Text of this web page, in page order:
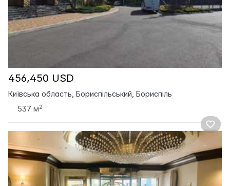
456,450 USD
Київська область, Бориспільський, Бориспіль
537 м2